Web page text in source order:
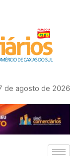
de agosto de 2026